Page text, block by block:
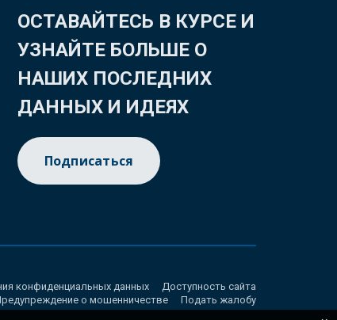
ОСТАВАЙТЕСЬ В КУРСЕ И
УЗНАЙТЕ БОЛЬШЕ О
НАШИХ ПОСЛЕДНИХ
ДАННЫХ И ИДЕЯХ
Подписаться
конфиденциальных данных
Доступность сайта
о мошенничестве Подать жалобу